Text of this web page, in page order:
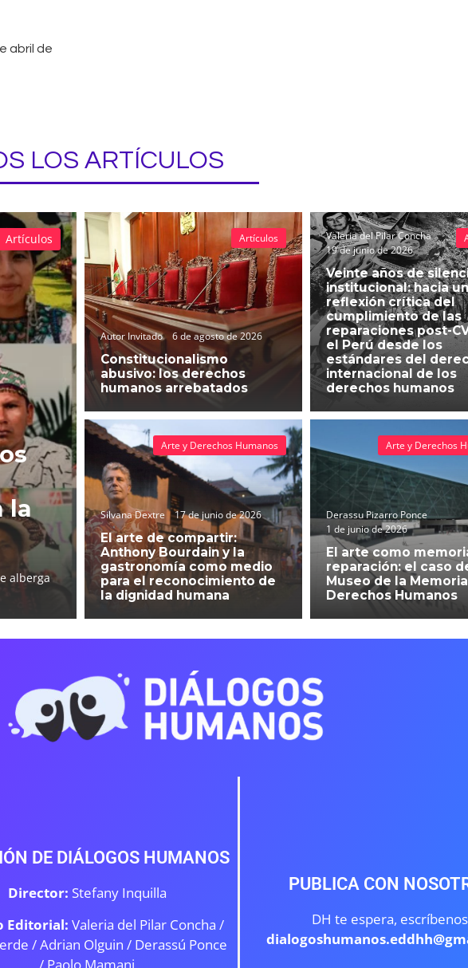
abril de
LOS ARTÍCULOS
la
alberga
Artículos
Autor Invitado 6 de agosto de 2026
Constitucionalismo
abusivo: los derechos
humanos arrebatados
Artículos
Valeria del Pilar Concha
19 de junio de 2026
Veinte años de
institucional: hacia
reflexión crítica del
cumplimiento de las
reparaciones post-
el Perú desde los
estándares del
internacional de los
derechos humanos
Silvana Dextre 17 de junio de 2026
El arte de compartir:
Anthony Bourdain y la
gastronomía como medio
para el reconocimiento de
la dignidad humana
Arte y Derechos Humanos
Derassu Pizarro Ponce
1 de junio de 2026
El arte como
reparación: el caso
Museo de la
Derechos Humanos
Arte y Derechos
DE DIÁLOGOS HUMANOS
Director: Stefany Inquilla
Editorial: Valeria del Pilar Concha /
/Adrian Olguin / Derassú Ponce
/ Paolo Mamani
PUBLICA CON
DH te espera,